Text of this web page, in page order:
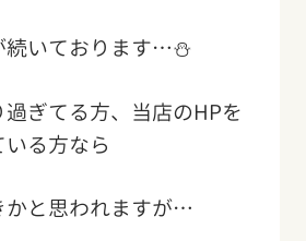
続いております…⛄️
ぎてる方、当店のHPを
る方なら
かと思われますが…